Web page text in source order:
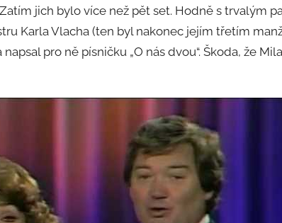
jich bylo více než pět set. Hodně s trvalým
Karla Vlacha (ten byl nakonec jejím třetím
pro ně písničku „O nás dvou“. Škoda, že